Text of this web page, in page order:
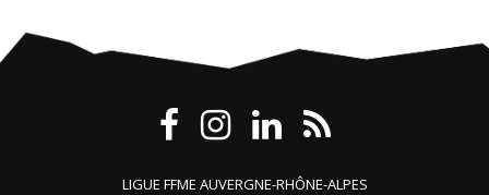
LIGUE FFME AUVERGNE-RHÔNE-ALPES